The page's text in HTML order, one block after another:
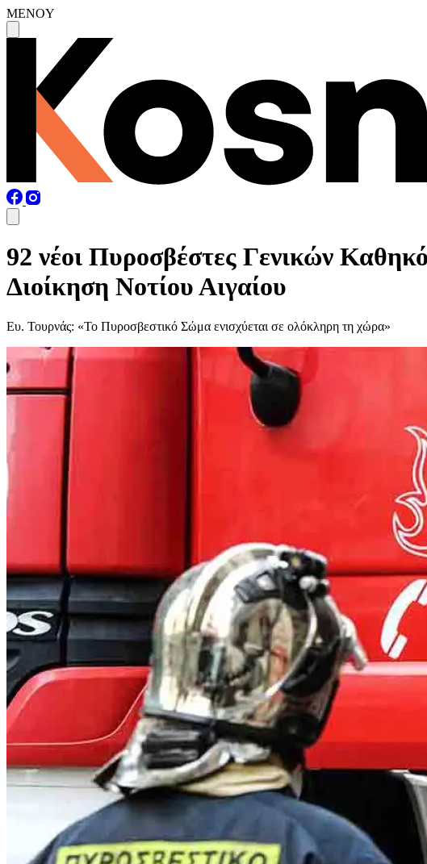
MENOY
92 νέοι Πυροσβέστες Γενικών
Διοίκηση Νοτίου Αιγαίου
Ευ. Τουρνάς: «Το Πυροσβεστικό Σώμα ενισχύεται σε ολόκληρη τη χώρα»